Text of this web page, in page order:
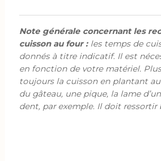
Note générale concernant les
cuisson au four :les temps de
donnés à titre indicatif. Il est
en fonction de votre matériel.
toujours la cuisson en plantant
du gâteau, une pique, la lame
dent, par exemple. Il doit ressortir